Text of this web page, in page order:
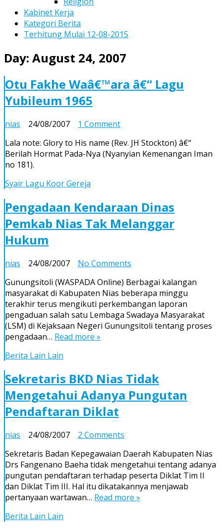
Kabinet Kerja
Kategori Berita
Terhitung Mulai 12-08-2015
Day: August 24, 2007
Otu Fakhe Waâ€™ara â€“ Lagu
Yubileum 1965
nias 24/08/2007 1 Commenton
Fakhe
Waâ€™ara
Lala note: Glory to His name (Rev. JH Stockton) â€“
Berilah Hormat Pada-Nya (Nyanyian Kemenangan Iman
no 181).
Syair Lagu Koor Gereja
Pengadaan Kendaraan Dinas
Pemkab Nias Tak Melanggar
Hukum
nias 24/08/2007 No Comments
Kendaraan
Dinas
Pemkab
Nias
Tak
Gunungsitoli (WASPADA Online) Berbagai kalangan
masyarakat di Kabupaten Nias beberapa minggu
terakhir terus mengikuti perkembangan laporan
pengaduan salah satu Lembaga Swadaya Masyarakat
(LSM) di Kejaksaan Negeri Gunungsitoli tentang proses
pengadaan… Read more »
Berita Lain Lain
Sekretaris BKD Nias Tidak
Mengetahui Adanya Pungutan
Pendaftaran Diklat
nias 24/08/2007 2 Comments
BKD
Nias
Tidak
Mengetahui
Adanya
Sekretaris Badan Kepegawaian Daerah Kabupaten Nias
Drs Fangenano Baeha tidak mengetahui tentang adanya
pungutan pendaftaran terhadap peserta Diklat Tim II
dan Diklat Tim III. Hal itu dikatakannya menjawab
pertanyaan wartawan… Read more »
Berita Lain Lain